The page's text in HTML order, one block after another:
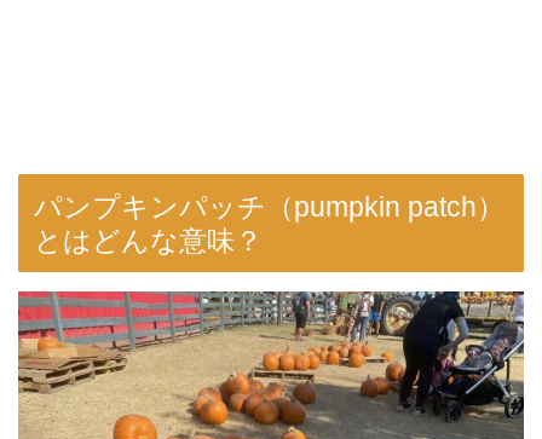
パンプキンパッチ（pumpkin patch）
とはどんな意味？